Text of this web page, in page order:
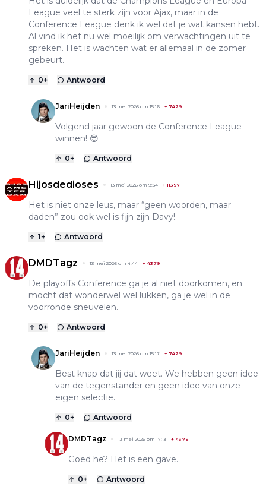
League veel te sterk zijn voor Ajax, maar in de
Conference League denk ik wel dat je wat kansen hebt.
Al vind ik het nu wel moeilijk om verwachtingen uit te
spreken. Het is wachten wat er allemaal in de zomer
gebeurt.
0+ Antwoord
JariHeijden 13 mei 2026 om 15:16 + 7429
Volgend jaar gewoon de Conference League
winnen! 😎
0+ Antwoord
Hijosdedioses 13 mei 2026 om 9:34 +11397
Het is niet onze leus, maar “geen woorden, maar
daden” zou ook wel is fijn zijn Davy!
1+ Antwoord
DMDTagz 13 mei 2026 om 4:44 + 4379
De playoffs Conference ga je al niet doorkomen, en
mocht dat wonderwel wel lukken, ga je wel in de
voorronde sneuvelen.
0+ Antwoord
JariHeijden 13 mei 2026 om 15:17 + 7429
Best knap dat jij dat weet. We hebben geen idee
van de tegenstander en geen idee van onze
eigen selectie.
0+ Antwoord
DMDTagz 13 mei 2026 om 17:13 + 4379
Goed he? Het is een gave.
0+ Antwoord